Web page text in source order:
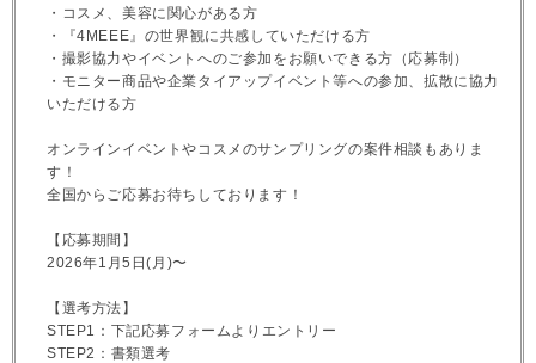
・コスメ、美容に関心がある方
・『4MEEE』の世界観に共感していただける方
・撮影協力やイベントへのご参加をお願いできる方（応募制）
・モニター商品や企業タイアップイベント等への参加、拡散に協力
いただける方
オンラインイベントやコスメのサンプリングの案件相談もありま
す！
全国からご応募お待ちしております！
【応募期間】
2026年1月5日(月)〜
【選考方法】
STEP1：下記応募フォームよりエントリー
STEP2：書類選考